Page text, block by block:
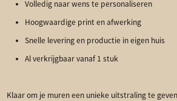
Volledig naar wens te personaliseren
Hoogwaardige print en afwerking
Snelle levering en productie in eigen huis
Al verkrijgbaar vanaf 1 stuk
Klaar om je muren een unieke uitstraling te